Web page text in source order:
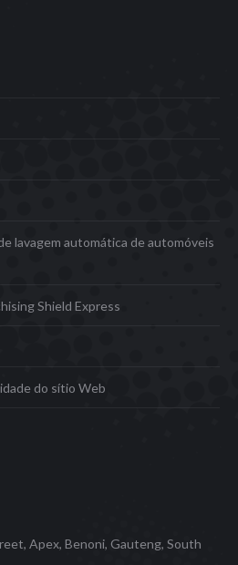
lavagem automática de automóveis
Shield Express
do sítio Web
Apex, Benoni, Gauteng, South